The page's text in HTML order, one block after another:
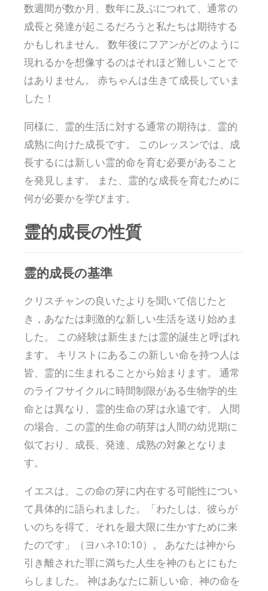
数週間が数か月、数年に及ぶにつれて、通常の
成長と発達が起こるだろうと私たちは期待する
かもしれません。 数年後にフアンがどのように
現れるかを想像するのはそれほど難しいことで
はありません。 赤ちゃんは生きて成長していま
した！
同様に、霊的生活に対する通常の期待は、霊的
成熟に向けた成長です。 このレッスンでは、成
長するには新しい霊的命を育む必要があること
を発見します。 また、霊的な成長を育むために
何が必要かを学びます。
霊的成長の性質
霊的成長の基準
クリスチャンの良いたよりを聞いて信じたと
き，あなたは刺激的な新しい生活を送り始めま
した。 この経験は新生または霊的誕生と呼ばれ
ます。 キリストにあるこの新しい命を持つ人は
皆、霊的に生まれることから始まります。 通常
のライフサイクルに時間制限がある生物学的生
命とは異なり、霊的生命の芽は永遠です。 人間
の場合、この霊的生命の萌芽は人間の幼児期に
似ており、成長、発達、成熟の対象となりま
す。
イエスは、この命の芽に内在する可能性につい
て具体的に語られました。「わたしは、彼らが
いのちを得て、それを最大限に生かすために来
たのです」（ヨハネ10:10）。 あなたは神から
引き離された罪に満ちた人生を神のもとにもた
らしました。 神はあなたに新しい命、神の命を